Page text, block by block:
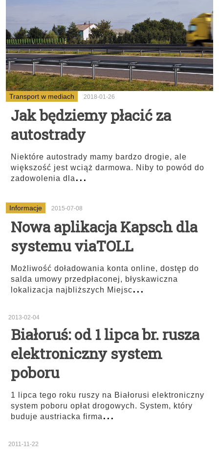
Transport w mediach 2018-01-26
Jak będziemy płacić za
autostrady
Niektóre autostrady mamy bardzo drogie, ale
większość jest wciąż darmowa. Niby to powód do
zadowolenia dla...
Informacje 2015-07-08
Nowa aplikacja Kapsch dla
systemu viaTOLL
Możliwość doładowania konta online, dostęp do
salda umowy przedpłaconej, błyskawiczna
lokalizacja najbliższych Miejsc...
2013-02-04
Białoruś: od 1 lipca br. rusza
elektroniczny system
poboru
1 lipca tego roku ruszy na Białorusi elektroniczny
system poboru opłat drogowych. System, który
buduje austriacka firma...
2011-11-22